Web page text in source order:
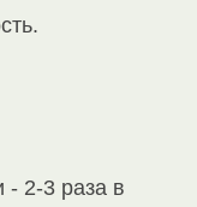
- 2-3 раза в